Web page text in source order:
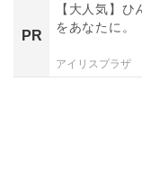
PR
【大人気】
をあなたに。
アイリスプラザ